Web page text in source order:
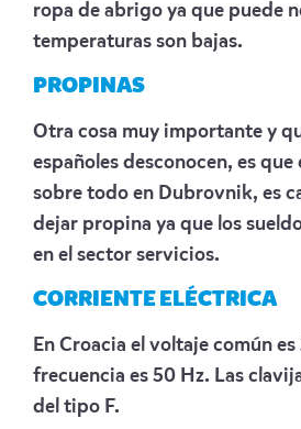
ropa de abrigo ya que puede
temperaturas son bajas.
PROPINAS
Otra cosa muy importante y
españoles desconocen, es
sobre todo en Dubrovnik, es
dejar propina ya que los
en el sector servicios.
CORRIENTE ELÉCTRICA
En Croacia el voltaje común es
frecuencia es 50 Hz. Las
del tipo F.